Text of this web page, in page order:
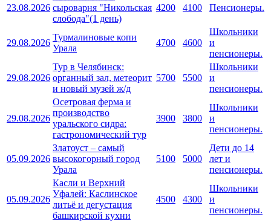
23.08.2026 сыроварня "Никольская
слобода"(1 день)
4200 4100 Пенсионеры.
29.08.2026
Турмалиновые копи
Урала
4700 4600
Школьники
и
пенсионеры.
29.08.2026
Тур в Челябинск:
органный зал, метеорит
и новый музей ж/д
5700 5500
Школьники
и
пенсионеры.
29.08.2026
Осетровая ферма и
производство
уральского сидра:
гастрономический тур
3900 3800
Школьники
и
пенсионеры.
05.09.2026
Златоуст – самый
высокогорный город
Урала
5100 5000
Дети до 14
лет и
пенсионеры.
05.09.2026
Касли и Верхний
Уфалей: Каслинское
литьё и дегустация
башкирской кухни
4500 4300
Школьники
и
пенсионеры.